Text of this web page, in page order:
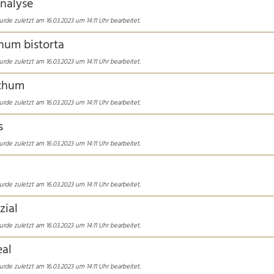
zuletzt am 16.03.2023 um 14:11 Uhr bearbeitet.
bistorta
zuletzt am 16.03.2023 um 14:11 Uhr bearbeitet.
zuletzt am 16.03.2023 um 14:11 Uhr bearbeitet.
zuletzt am 16.03.2023 um 14:11 Uhr bearbeitet.
zuletzt am 16.03.2023 um 14:11 Uhr bearbeitet.
zuletzt am 16.03.2023 um 14:11 Uhr bearbeitet.
zuletzt am 16.03.2023 um 14:11 Uhr bearbeitet.